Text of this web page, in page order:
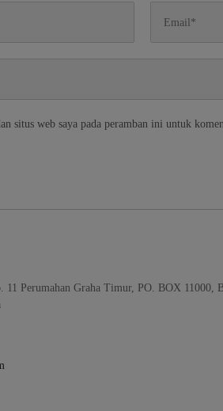
situs web saya pada peramban ini untuk
11 Perumahan Graha Timur, PO. BOX 11000,